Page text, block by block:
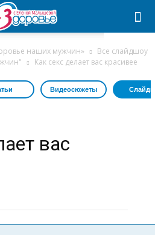
наших мужчин»
Все слайдшоу
Как секс делает вас красивее
Видеосюжеты
вас